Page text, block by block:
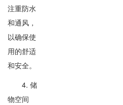
注重防水
和通风，
以确保使
用的舒适
和安全。
4. 储
物空间